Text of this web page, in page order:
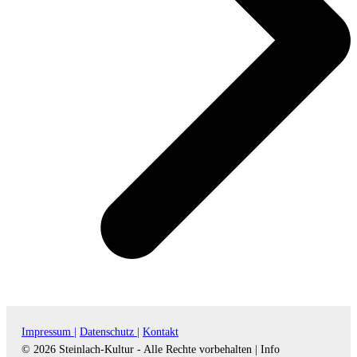
Impressum | Datenschutz |
Kontakt
© 2026 Steinlach-Kultur - Alle Rechte vorbehalten |
Info